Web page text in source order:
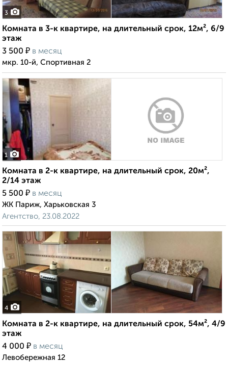
3
Комната в 3-к квартире, на длительный срок, 12м², 6/9
этаж
3 500 ₽ в месяц
мкр. 10-й, Спортивная 2
1
Комната в 2-к квартире, на длительный срок, 20м²,
2/14 этаж
5 500 ₽ в месяц
ЖК Париж, Харьковская 3
Агентство, 23.08.2022
4
Комната в 2-к квартире, на длительный срок, 54м², 4/9
этаж
4 000 ₽ в месяц
Левобережная 12